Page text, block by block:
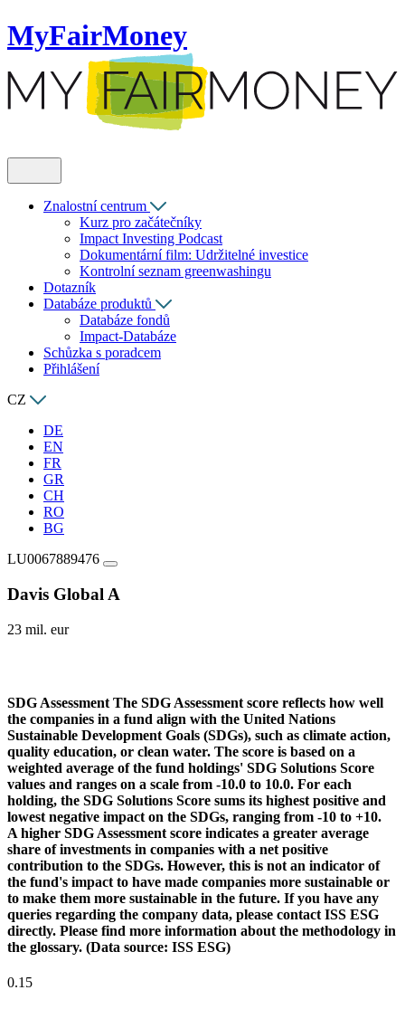
MyFairMoney
Znalostní centrum
Kurz pro začátečníky
Impact Investing Podcast
Dokumentární film: Udržitelné investice
Kontrolní seznam greenwashingu
Dotazník
Databáze produktů
Databáze fondů
Impact-Databáze
Schůzka s poradcem
Přihlášení
CZ
DE
EN
FR
GR
CH
RO
BG
LU0067889476
Davis Global A
23 mil. eur
SDG Assessment The SDG Assessment score reflects how well
the companies in a fund align with the United Nations
Sustainable Development Goals (SDGs), such as climate action,
quality education, or clean water. The score is based on a
weighted average of the fund holdings' SDG Solutions Score
values and ranges on a scale from -10.0 to 10.0. For each
holding, the SDG Solutions Score sums its highest positive and
lowest negative impact on the SDGs, ranging from -10 to +10.
A higher SDG Assessment score indicates a greater average
share of investments in companies with a net positive
contribution to the SDGs. However, this is not an indicator of
the fund's impact to have made companies more sustainable or
to make them more sustainable in the future. If you have any
queries regarding the company data, please contact ISS ESG
directly. Please find more information about the methodology in
the glossary. (Data source: ISS ESG)
0.15